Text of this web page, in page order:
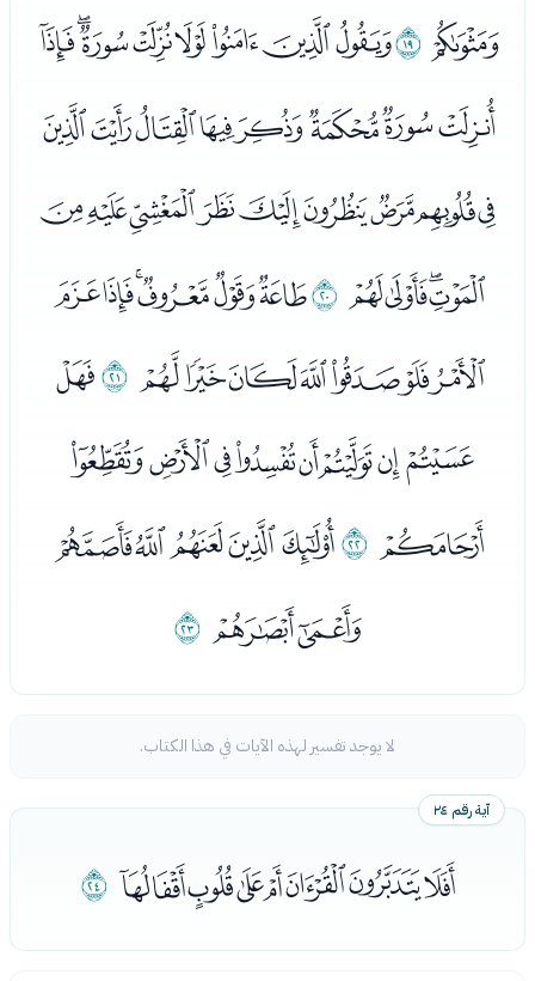
ﰘﰙﭑﭒﭓﭔﭕﭖﭗﭘ
ﭙﭚﭛﭜﭝﭞﭟﭠ
ﭡﭢﭣﭤﭥﭦﭧﭨﭩ
ﭪﭫﭬﭭﭮﭯﭰﭱﭲﭳﭴ
ﭵﭶﭷﭸﭹﭺﭻﭼﭽ
ﭾﭿﮀﮁﮂﮃﮄﮅ
ﮆ ﮇﮈﮉﮊﮋﮌ
ﮍﮎﮏ
لا يوجد تفسير لهذه الآيات في هذا الكتاب.
آية رقم ٢٤
ﮐﮑﮒﮓﮔﮕﮖﮗ